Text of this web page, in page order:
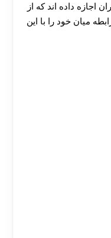
اجازه داده اند که از
میان خود را با این